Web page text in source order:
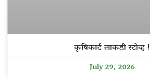
कृषिकार्ट लाकडी स्टोव्ह !
July 29, 2026